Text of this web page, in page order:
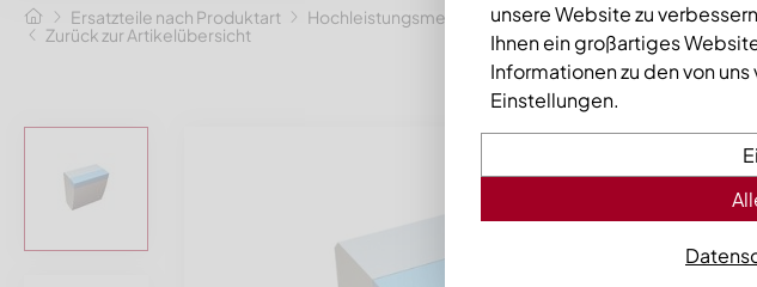
Ersatzteile nach Produktart Hochleistungsmesser Hybrid Line Verschleißelemente
Zurück zur Artikelübersicht
unsere Website zu
Ihnen ein großartiges
Informationen zu den von
Einstellungen.